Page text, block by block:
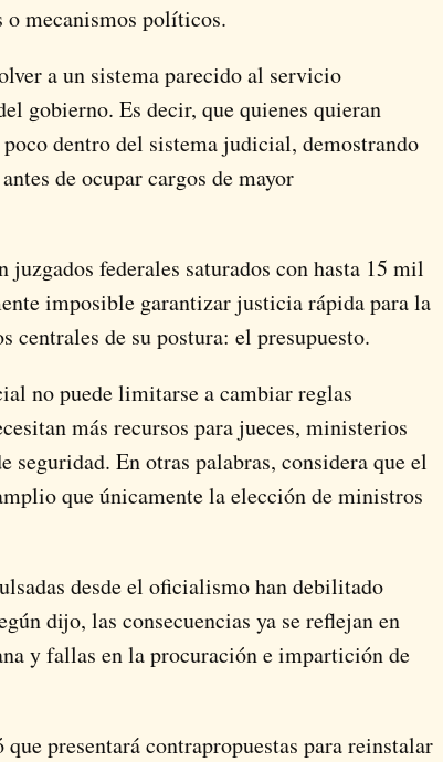
o mecanismos políticos.
a un sistema parecido al servicio
gobierno. Es decir, que quienes quieran
dentro del sistema judicial, demostrando
de ocupar cargos de mayor
federales saturados con hasta 15 mil
imposible garantizar justicia rápida para la
centrales de su postura: el presupuesto.
no puede limitarse a cambiar reglas
más recursos para jueces, ministerios
En otras palabras, considera que el
que únicamente la elección de ministros
desde el oficialismo han debilitado
dijo, las consecuencias ya se reflejan en
y fallas en la procuración e impartición de
presentará contrapropuestas para reinstalar